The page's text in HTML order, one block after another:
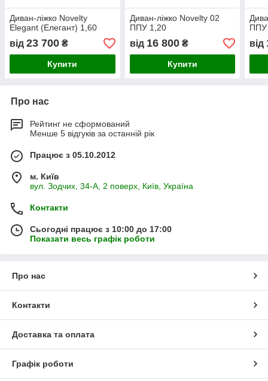
Диван-ліжко Novelty
Elegant (Елегант) 1,60
від 23 700 ₴
Купити
Диван-ліжко Novelty 02
ППУ 1,20
від 16 800₴
Купити
ППУ
від
Про нас
Рейтинг не сформований
Менше 5 відгуків за останній рік
Працює з 05.10.2012
м. Київ
вул. Зодчих, 34-А, 2 поверх, Київ, Україна
Контакти
Сьогодні працює з 10:00 до 17:00
Показати весь графік роботи
Про нас
Контакти
Доставка та оплата
Графік роботи